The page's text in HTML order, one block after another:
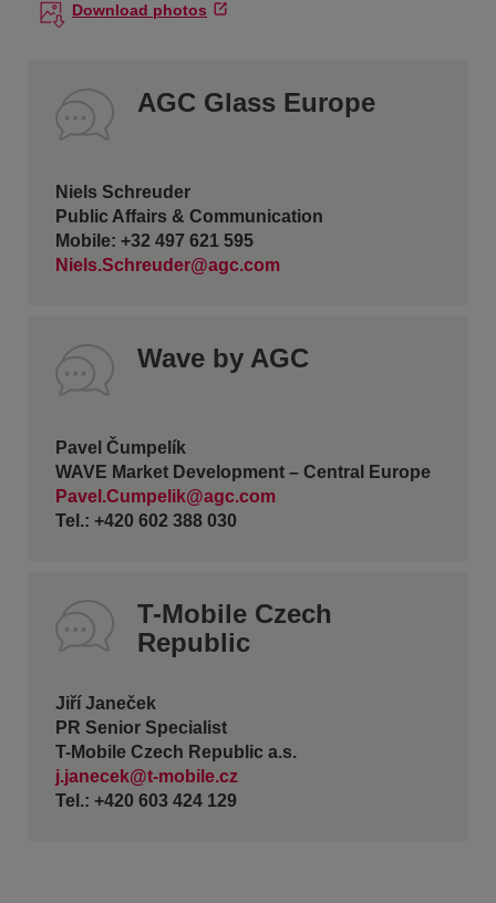
Download photos
AGC Glass Europe
Niels Schreuder
Public Affairs & Communication
Mobile: +32 497 621 595
Niels.Schreuder@agc.com
Wave by AGC
Pavel Čumpelík
WAVE Market Development – Central Europe
Pavel.Cumpelik@agc.com
Tel.: +420 602 388 030
T-Mobile Czech
Republic
Jiří Janeček
PR Senior Specialist
T-Mobile Czech Republic a.s.
j.janecek@t-mobile.cz
Tel.: +420 603 424 129